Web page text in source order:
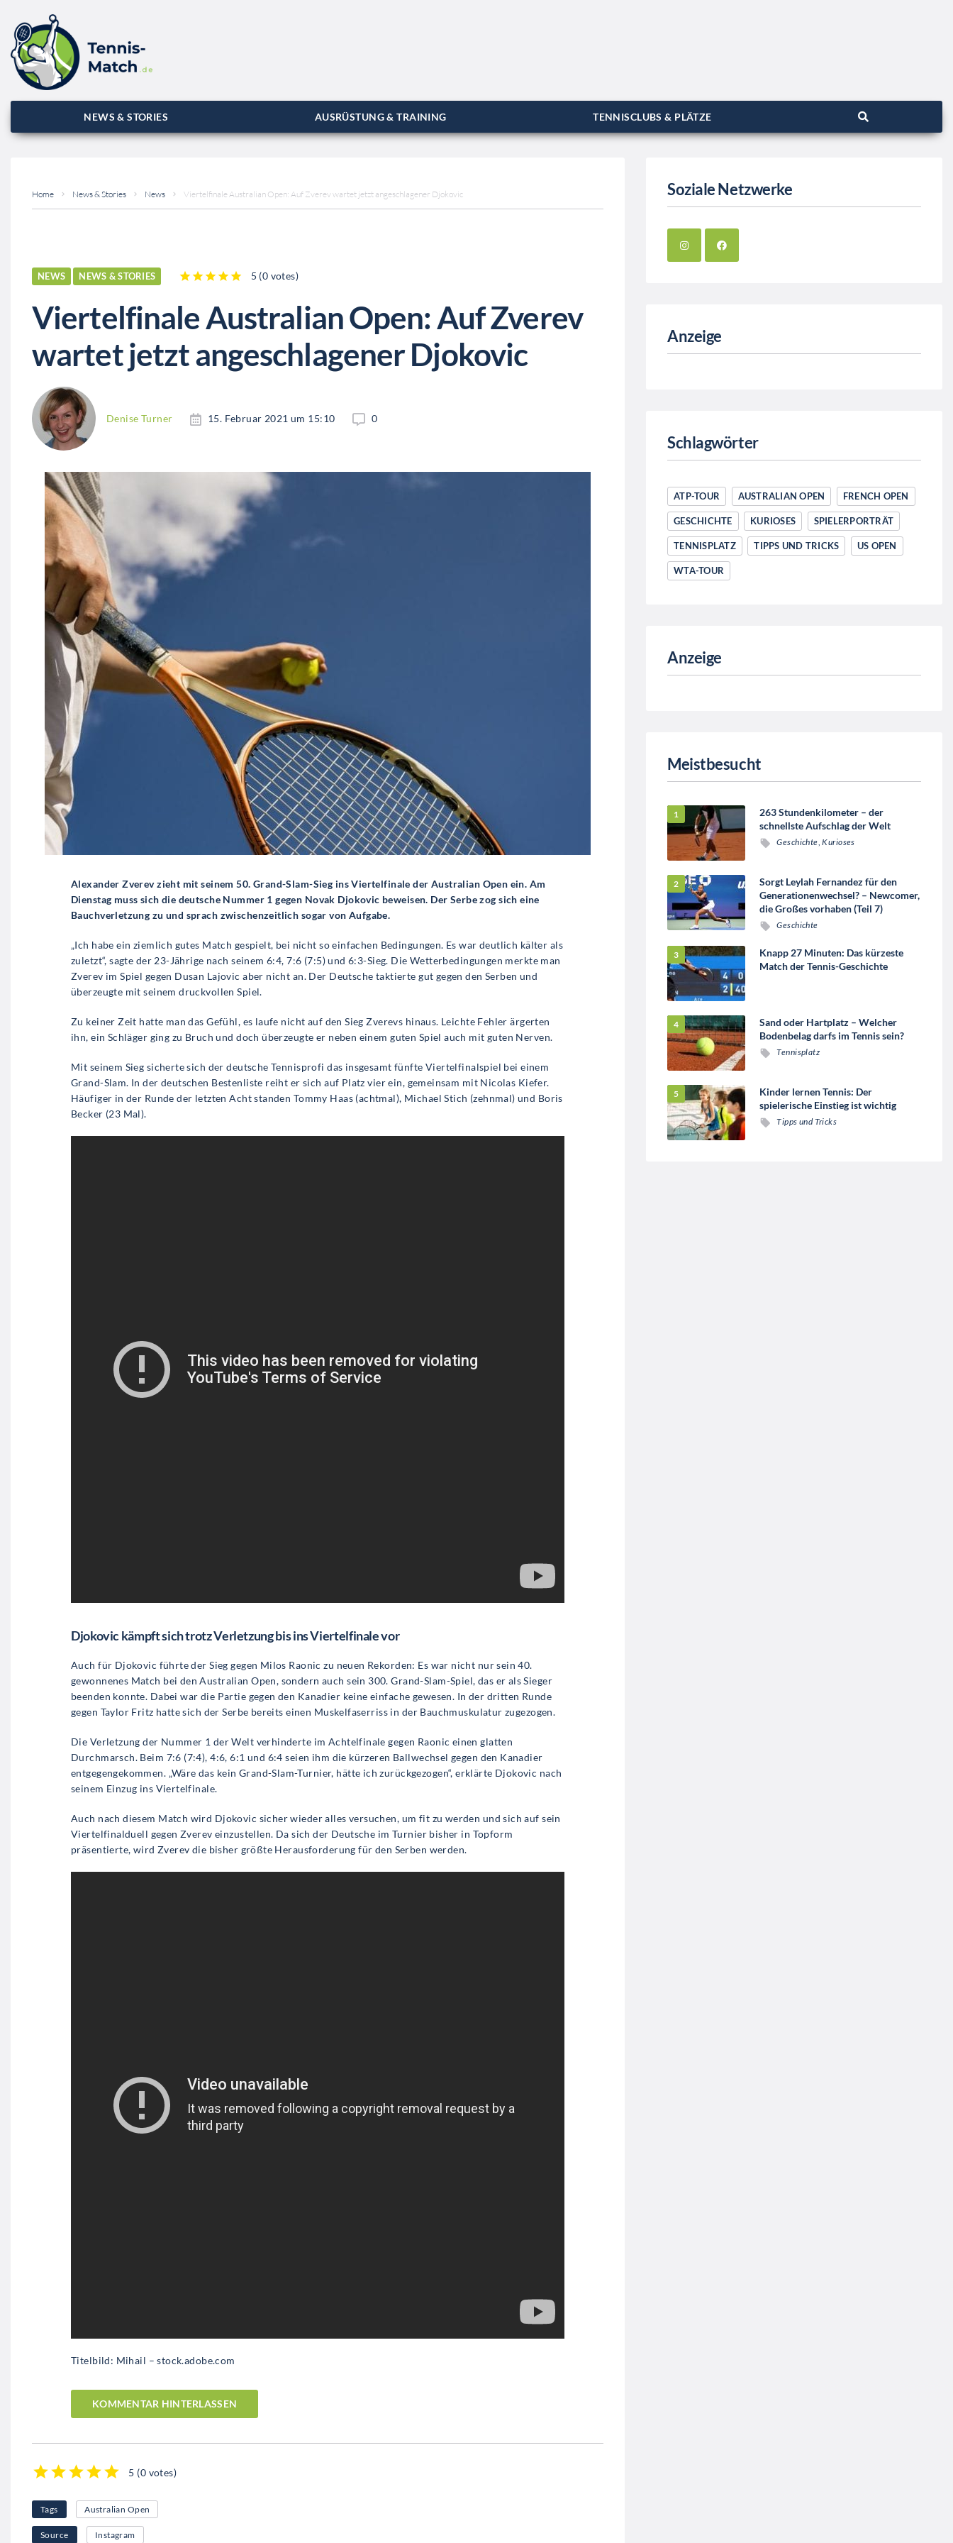
NEWS & STORIES AUSRÜSTUNG & TRAINING TENNISCLUBS & PLÄTZE
Home News & Stories News Viertelfinale Australian Open: Auf Zverev wartet jetzt angeschlagener Djokovic
NEWS NEWS & STORIES 5 (0 votes)
Viertelfinale Australian Open: Auf Zverev
wartet jetzt angeschlagener Djokovic
Denise Turner 15. Februar 2021 um 15:10 0
Alexander Zverev zieht mit seinem 50. Grand-Slam-Sieg ins Viertelfinale der Australian Open ein. Am
Dienstag muss sich die deutsche Nummer 1 gegen Novak Djokovic beweisen. Der Serbe zog sich eine
Bauchverletzung zu und sprach zwischenzeitlich sogar von Aufgabe.
„Ich habe ein ziemlich gutes Match gespielt, bei nicht so einfachen Bedingungen. Es war deutlich kälter als
zuletzt“, sagte der 23-Jährige nach seinem 6:4, 7:6 (7:5) und 6:3-Sieg. Die Wetterbedingungen merkte man
Zverev im Spiel gegen Dusan Lajovic aber nicht an. Der Deutsche taktierte gut gegen den Serben und
überzeugte mit seinem druckvollen Spiel.
Zu keiner Zeit hatte man das Gefühl, es laufe nicht auf den Sieg Zverevs hinaus. Leichte Fehler ärgerten
ihn, ein Schläger ging zu Bruch und doch überzeugte er neben einem guten Spiel auch mit guten Nerven.
Mit seinem Sieg sicherte sich der deutsche Tennisprofi das insgesamt fünfte Viertelfinalspiel bei einem
Grand-Slam. In der deutschen Bestenliste reiht er sich auf Platz vier ein, gemeinsam mit Nicolas Kiefer.
Häufiger in der Runde der letzten Acht standen Tommy Haas (achtmal), Michael Stich (zehnmal) und Boris
Becker (23 Mal).
Djokovic kämpft sich trotz Verletzung bis ins Viertelfinale vor
Auch für Djokovic führte der Sieg gegen Milos Raonic zu neuen Rekorden: Es war nicht nur sein 40.
gewonnenes Match bei den Australian Open, sondern auch sein 300. Grand-Slam-Spiel, das er als Sieger
beenden konnte. Dabei war die Partie gegen den Kanadier keine einfache gewesen. In der dritten Runde
gegen Taylor Fritz hatte sich der Serbe bereits einen Muskelfaserriss in der Bauchmuskulatur zugezogen.
Die Verletzung der Nummer 1 der Welt verhinderte im Achtelfinale gegen Raonic einen glatten
Durchmarsch. Beim 7:6 (7:4), 4:6, 6:1 und 6:4 seien ihm die kürzeren Ballwechsel gegen den Kanadier
entgegengekommen. „Wäre das kein Grand-Slam-Turnier, hätte ich zurückgezogen“, erklärte Djokovic nach
seinem Einzug ins Viertelfinale.
Auch nach diesem Match wird Djokovic sicher wieder alles versuchen, um fit zu werden und sich auf sein
Viertelfinalduell gegen Zverev einzustellen. Da sich der Deutsche im Turnier bisher in Topform
präsentierte, wird Zverev die bisher größte Herausforderung für den Serben werden.
Titelbild: Mihail – stock.adobe.com
KOMMENTAR HINTERLASSEN
5 (0 votes)
Tags Australian Open
Source Instagram
Soziale Netzwerke
Anzeige
Schlagwörter
ATP-TOUR AUSTRALIAN OPEN FRENCH OPEN
GESCHICHTE KURIOSES SPIELERPORTRÄT
TENNISPLATZ TIPPS UND TRICKS US OPEN
WTA-TOUR
Anzeige
Meistbesucht
263 Stundenkilometer – der
schnellste Aufschlag der Welt
Geschichte,Kurioses
Sorgt Leylah Fernandez für den
Generationenwechsel? – Newcomer,
die Großes vorhaben (Teil 7)
Geschichte
Knapp 27 Minuten: Das kürzeste
Match der Tennis-Geschichte
Sand oder Hartplatz – Welcher
Bodenbelag darfs im Tennis sein?
Tennisplatz
Kinder lernen Tennis: Der
spielerische Einstieg ist wichtig
Tipps und Tricks